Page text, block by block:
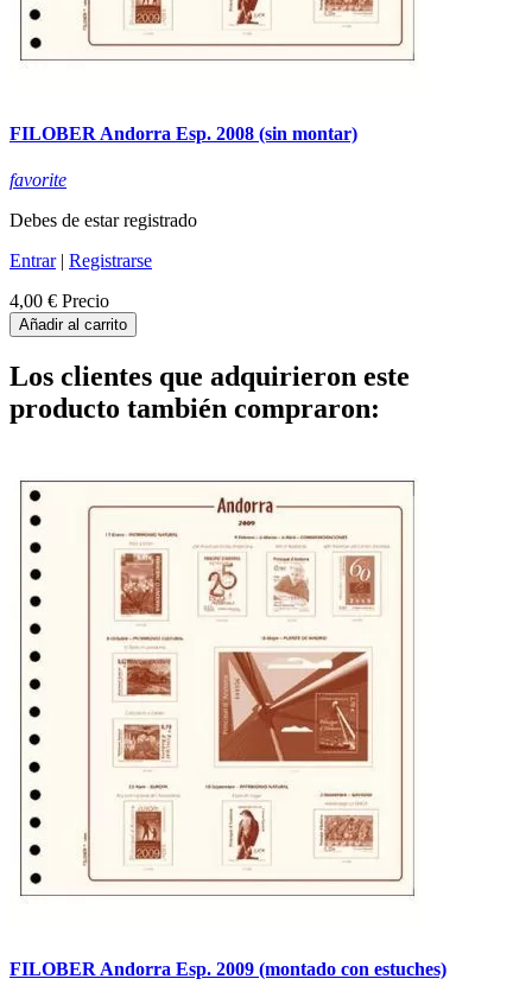
FILOBER Andorra Esp. 2008 (sin montar)
favorite
Debes de estar registrado
Entrar| Registrarse
4,00 € Precio
Añadir al carrito
Los clientes que adquirieron este
producto también compraron:
FILOBER Andorra Esp. 2009 (montado con estuches)